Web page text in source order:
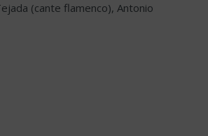
(cante flamenco), Antonio